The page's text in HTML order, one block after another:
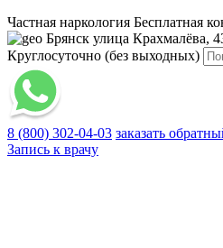
Частная наркология Бесплатная
Брянск улица Крахмалёва,
Круглосуточно (без выходных)
8 (800) 302-04-03 заказать
Запись к врачу